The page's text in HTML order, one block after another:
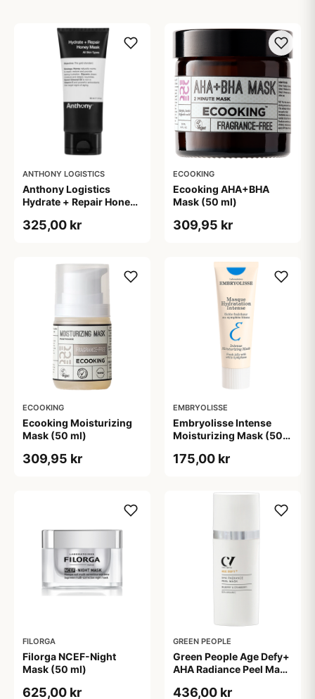
ANTHONY LOGISTICS
Anthony Logistics
Hydrate + Repair Honey
325,00 kr
ECOOKING
Ecooking AHA+BHA
Mask (50 ml)
309,95 kr
ECOOKING
Ecooking Moisturizing
Mask (50 ml)
309,95 kr
EMBRYOLISSE
Embryolisse Intense
Moisturizing Mask (50
175,00 kr
FILORGA
Filorga NCEF-Night
Mask (50 ml)
625,00 kr
GREEN PEOPLE
Green People Age Defy+
AHA Radiance Peel Mask
436,00 kr